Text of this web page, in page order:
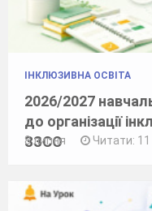
ІНКЛЮЗИВНА ОСВІТА
2026/2027
до організації
ЗЗСО
8 липня Читати: